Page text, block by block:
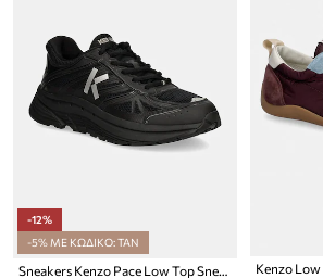
-12%
-5% ΜΕ ΚΩΔΙΚΟ: TAN